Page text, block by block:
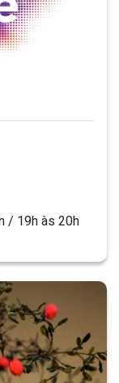
/ 19h às 20h